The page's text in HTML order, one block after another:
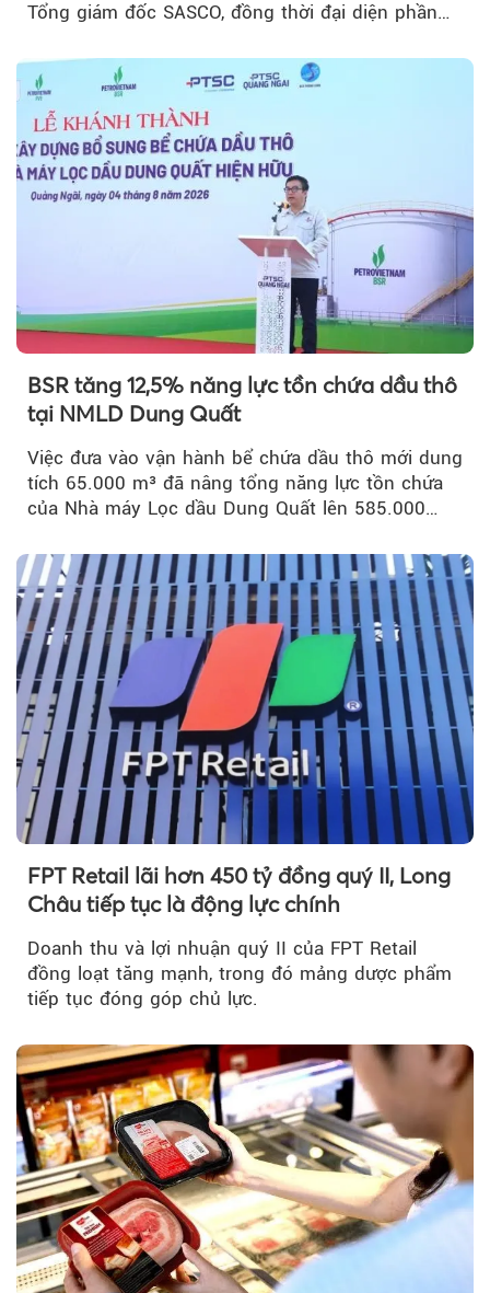
Tổng giám đốc SASCO, đồng thời đại diện phần
BSR tăng 12,5% năng lực tồn chứa dầu thô
tại NMLD Dung Quất
Việc đưa vào vận hành bể chứa dầu thô mới dung
tích 65.000 m³ đã nâng tổng năng lực tồn chứa
của Nhà máy Lọc dầu Dung Quất lên 585.000
FPT Retail lãi hơn 450 tỷ đồng quý II, Long
Châu tiếp tục là động lực chính
Doanh thu và lợi nhuận quý II của FPT Retail
đồng loạt tăng mạnh, trong đó mảng dược phẩm
tiếp tục đóng góp chủ lực.